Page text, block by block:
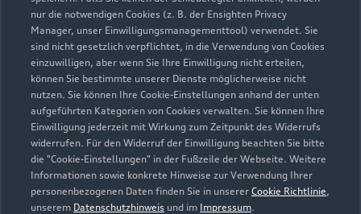
nur die notwendigen Cookies (z. B. der Ensighten Privacy
Manager, unser Einwilligungsmanagementtool) verwendet. Sie
sind nicht gesetzlich verpflichtet, in die Verwendung von Cookies
einzuwilligen, aber wenn Sie Ihre Einwilligung nicht erteilen,
können Sie bestimmte unserer Dienste möglicherweise nicht
nutzen. Sie können Ihre Cookie-Einstellungen anhand der unten
aufgeführten Kategorien von Cookies verwalten. Sie können Ihre
Einwilligung jederzeit mit Wirkung zum Zeitpunkt des Widerrufs
widerrufen. Für den Widerruf der Einwilligung beachten Sie bitte
die "Cookie-Einstellungen" in der Fußzeile der Webseite. Weitere
Informationen sowie konkrete Hinweise zur Verwendung Ihrer
personenbezogenen Daten finden Sie in unserer Cookie Richtlinie,
unserem Datenschutzhinweis und im Impressum.